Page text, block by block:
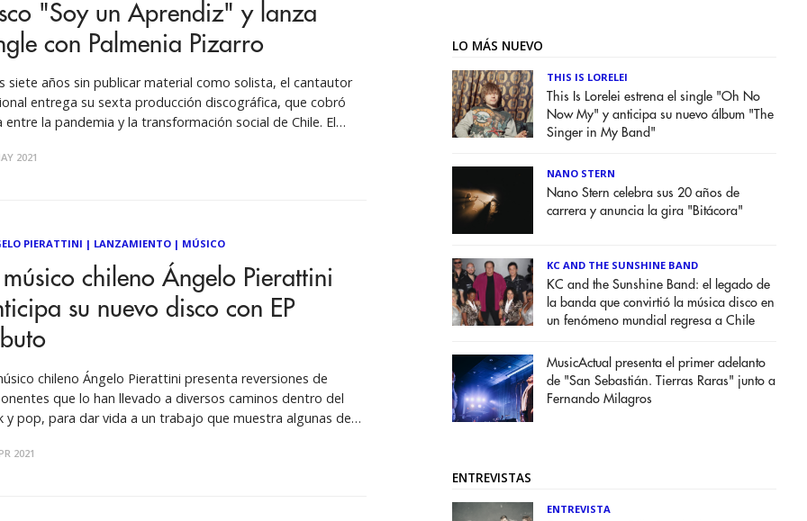
"Soy un Aprendiz" y lanza
con Palmenia Pizarro
siete años sin publicar material como solista, el cantautor
entrega su sexta producción discográfica, que cobró
entre la pandemia y la transformación social de Chile. El
el más reciente disco de Ángelo Pierattini, que
2021
PIERATTINI | LANZAMIENTO| MÚSICO
músico chileno Ángelo Pierattini
su nuevo disco con EP
chileno Ángelo Pierattini presenta reversiones de
que lo han llevado a diversos caminos dentro del
y pop, para dar vida a un trabajo que muestra algunas de
2021
LO MÁS NUEVO
THIS IS LORELEI
This Is Lorelei estrena el single "Oh No
Now My" y anticipa su nuevo álbum "The
Singer in My Band"
NANO STERN
Nano Stern celebra sus 20 años de
carrera y anuncia la gira "Bitácora"
KC AND THE SUNSHINE BAND
KC and the Sunshine Band: el legado de
la banda que convirtió la música disco en
un fenómeno mundial regresa a Chile
MusicActual presenta el primer adelanto
de "San Sebastián. Tierras Raras" junto a
Fernando Milagros
ENTREVISTAS
ENTREVISTA